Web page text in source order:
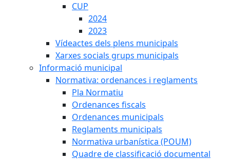
CUP
2024
2023
Vídeactes dels plens municipals
Xarxes socials grups municipals
Informació municipal
Normativa: ordenances i reglaments
Pla Normatiu
Ordenances fiscals
Ordenances municipals
Reglaments municipals
Normativa urbanística (POUM)
Quadre de classificació documental